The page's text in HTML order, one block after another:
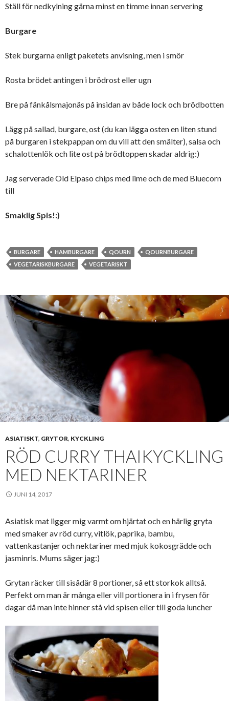
Ställ för nedkylning gärna minst en timme innan servering
Burgare
Stek burgarna enligt paketets anvisning, men i smör
Rosta brödet antingen i brödrost eller ugn
Bre på fänkålsmajonäs på insidan av både lock och brödbotten
Lägg på sallad, burgare, ost (du kan lägga osten en liten stund
på burgaren i stekpappan om du vill att den smälter), salsa och
schalottenlök och lite ost på brödtoppen skadar aldrig:)
Jag serverade Old Elpaso chips med lime och de med Bluecorn
till
Smaklig Spis!:)
BURGARE HAMBURGARE QOURN
QOURNBURGARE
VEGETARISKBURGARE
VEGETARISKT
ASIATISKT, GRYTOR, KYCKLING
RÖD CURRY THAIKYCKLING
MED NEKTARINER
JUNI 14, 2017
Asiatisk mat ligger mig varmt om hjärtat och en härlig gryta
med smaker av röd curry, vitlök, paprika, bambu,
vattenkastanjer och nektariner med mjuk kokosgrädde och
jasminris. Mums säger jag:)
Grytan räcker till sisådär 8 portioner, så ett storkok alltså.
Perfekt om man är många eller vill portionera in i frysen för
dagar då man inte hinner stå vid spisen eller till goda luncher